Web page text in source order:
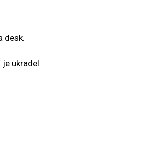
desk.
je ukradel